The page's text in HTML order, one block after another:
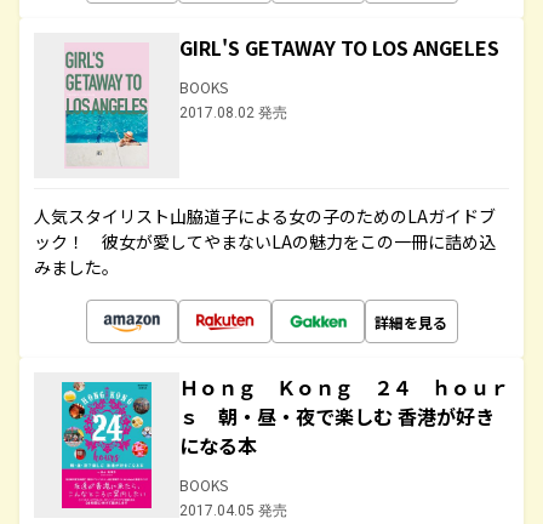
GIRL'S GETAWAY TO LOS ANGELES
BOOKS
2017.08.02 発売
人気スタイリスト山脇道子による女の子のためのLAガイドブ
ック！ 彼女が愛してやまないLAの魅力をこの一冊に詰め込
みました。
詳細を見る
Ｈｏｎｇ Ｋｏｎｇ ２４ ｈｏｕｒ
ｓ 朝・昼・夜で楽しむ 香港が好き
になる本
BOOKS
2017.04.05 発売